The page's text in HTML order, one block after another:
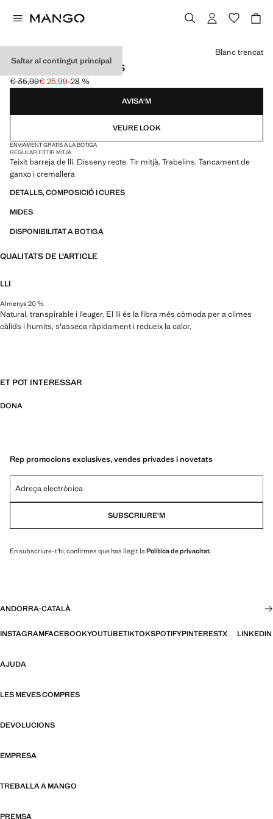
Saltar al contingut principal
BERMUDES LLI RECTES
Preu inicial ratllat [€ 35,99 ]
€ 35,99
Preu actual [€ 25,99 ]
€ 25,99-28 %
Selecciona un color
Blanc trencat
AVISA'M
VEURE LOOK
ENVIAMENT GRATIS A LA BOTIGA
REGULAR FITTIR MITJÀ
Teixit barreja de lli. Disseny recte. Tir mitjà. Trabelins. Tancament de
ganxo i cremallera
DETALLS, COMPOSICIÓ I CURES
MIDES
DISPONIBILITAT A BOTIGA
QUALITATS DE L'ARTICLE
LLI
Almenys 20 %
Natural, transpirable i lleuger. El lli és la fibra més còmoda per a climes
càlids i humits, s'asseca ràpidament i redueix la calor.
ET POT INTERESSAR
DONA
Rep promocions exclusives, vendes privades i novetats
Adreça electrònica
SUBSCRIURE'M
En subscriure-t'hi, confirmes que has llegit laPolítica de privacitat.
ANDORRA·CATALÀ
INSTAGRAMFACEBOOKYOUTUBETIKTOKSPOTIFYPINTERESTX LINKEDIN
AJUDA
LES MEVES COMPRES
DEVOLUCIONS
EMPRESA
TREBALLA A MANGO
PREMSA